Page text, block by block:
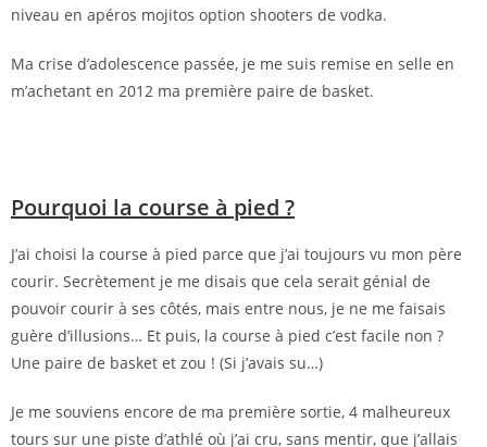
niveau en apéros mojitos option shooters de vodka.
Ma crise d’adolescence passée, je me suis remise en selle en
m’achetant en 2012 ma première paire de basket.
Pourquoi la course à pied ?
J’ai choisi la course à pied parce que j’ai toujours vu mon père
courir. Secrètement je me disais que cela serait génial de
pouvoir courir à ses côtés, mais entre nous, je ne me faisais
guère d’illusions… Et puis, la course à pied c’est facile non ?
Une paire de basket et zou ! (Si j’avais su…)
Je me souviens encore de ma première sortie, 4 malheureux
tours sur une piste d’athlé où j’ai cru, sans mentir, que j’allais